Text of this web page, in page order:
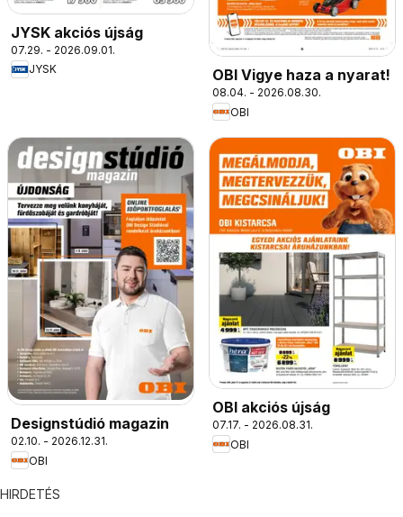
JYSK akciós újság
07.29. - 2026.09.01.
JYSK
OBI Vigye haza a nyarat!
08.04. - 2026.08.30.
OBI
Designstúdió magazin
02.10. - 2026.12.31.
OBI
OBI akciós újság
07.17. - 2026.08.31.
OBI
HIRDETÉS